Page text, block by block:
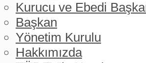
Kurucu ve Ebedi
Başkan
Yönetim Kurulu
Hakkımızda